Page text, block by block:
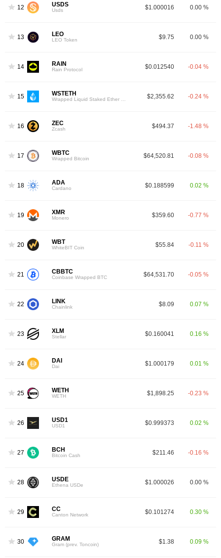
12 USDS
Usds $1.000016 0.00 %
13 LEO
LEO Token $9.75 0.00 %
14 RAIN
Rain Protocol $0.012540 -0.04 %
15 WSTETH $2,355.62 -0.24 %
16 ZEC
Zcash $494.37 -1.48 %
17 WBTC
Wrapped Bitcoin $64,520.81 -0.08 %
18 ADA
Cardano $0.188599 0.02 %
19 XMR
Monero $359.60 -0.77 %
20 WBT
WhiteBIT Coin $55.84 -0.11 %
21 CBBTC
Coinbase Wrapped BTC $64,531.70 -0.05 %
22 LINK
Chainlink $8.09 0.07 %
23 XLM
Stellar $0.160041 0.16 %
24 DAI
Dai $1.000179 0.01 %
25 WETH
WETH $1,898.25 -0.23 %
26 USD1
USD1 $0.999373 0.02 %
27 BCH
Bitcoin Cash $211.46 -0.16 %
28 USDE
Ethena USDe $1.000026 0.00 %
29 CC
Canton Network $0.101274 0.30 %
30 GRAM
Gram (prev. Toncoin) $1.38 0.09 %